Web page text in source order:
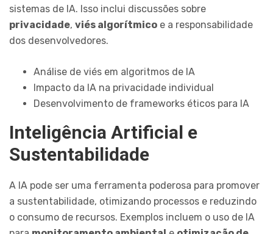
sistemas de IA. Isso inclui discussões sobre
privacidade, viés algorítmico e a responsabilidade
dos desenvolvedores.
Análise de viés em algoritmos de IA
Impacto da IA na privacidade individual
Desenvolvimento de frameworks éticos para IA
Inteligência Artificial e
Sustentabilidade
A IA pode ser uma ferramenta poderosa para promover
a sustentabilidade, otimizando processos e reduzindo
o consumo de recursos. Exemplos incluem o uso de IA